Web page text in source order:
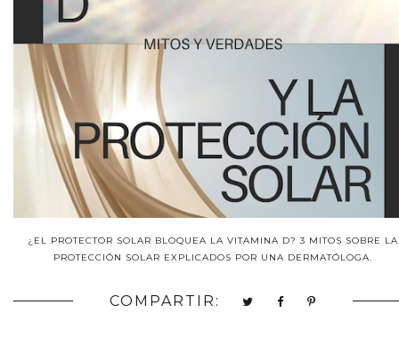
¿EL PROTECTOR SOLAR BLOQUEA LA VITAMINA D? 3 MITOS SOBRE LA
PROTECCIÓN SOLAR EXPLICADOS POR UNA DERMATÓLOGA.
COMPARTIR: